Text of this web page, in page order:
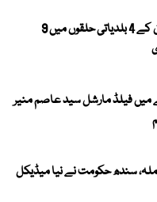
الیکشن کمیشن نے بلوچستان کے 4 بلدیاتی حلقوں میں 9
فیلڈ مارشل سید عاصم منیر
سندھ حکومت نے نیا میڈیکل